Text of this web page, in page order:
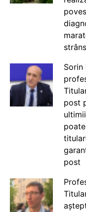
Sorin
post
post